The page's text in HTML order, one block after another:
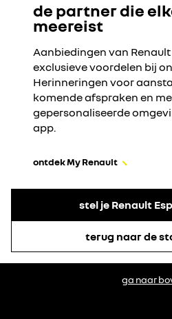
de partner die
meereist
Aanbiedingen van
exclusieve voordelen bij
Herinneringen voor
komende afspraken en
gepersonaliseerde
app.
ontdek My Renault
stel je Renault
terug naar de
ga naar